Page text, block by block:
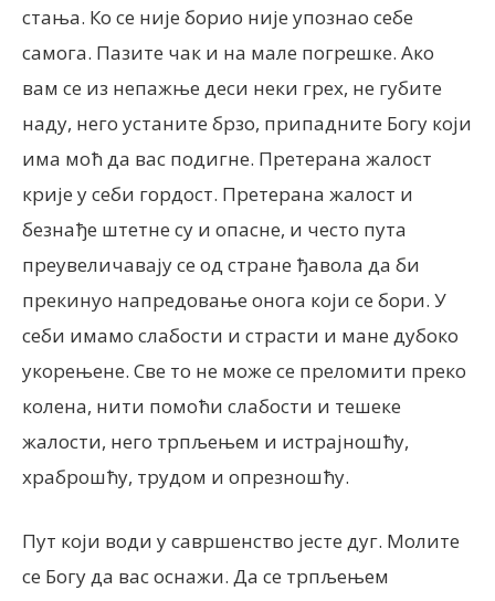
стања. Ко се није борио није упознао себе
самога. Пазите чак и на мале погрешке. Ако
вам се из непажње деси неки грех, не губите
наду, него устаните брзо, припадните Богу који
има моћ да вас подигне. Претерана жалост
крије у себи гордост. Претерана жалост и
безнађе штетне су и опасне, и често пута
преувеличавају се од стране ђавола да би
прекинуо напредовање онога који се бори. У
себи имамо слабости и страсти и мане дубоко
укорењене. Све то не може се преломити преко
колена, нити помоћи слабости и тешеке
жалости, него трпљењем и истрајношћу,
храброшћу, трудом и опрезношћу.
Пут који води у савршенство јесте дуг. Молите
се Богу да вас оснажи. Да се трпљењем